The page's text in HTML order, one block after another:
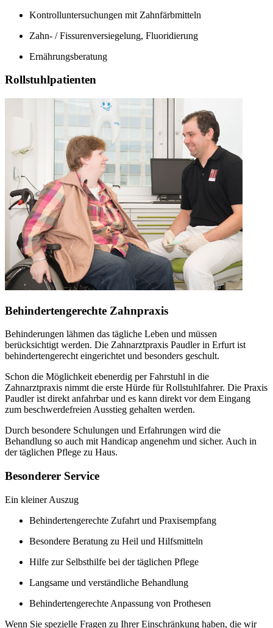
Kontrolluntersuchungen mit Zahnfärbmitteln
Zahn- / Fissurenversiegelung, Fluoridierung
Ernährungsberatung
Rollstuhlpatienten
Behindertengerechte Zahnpraxis
Behinderungen lähmen das tägliche Leben und müssen
berücksichtigt werden. Die Zahnarztpraxis Paudler in Erfurt ist
behindertengerecht eingerichtet und besonders geschult.
Schon die Möglichkeit ebenerdig per Fahrstuhl in die
Zahnarztpraxis nimmt die erste Hürde für Rollstuhlfahrer. Die Praxis
Paudler ist direkt anfahrbar und es kann direkt vor dem Eingang
zum beschwerdefreien Ausstieg gehalten werden.
Durch besondere Schulungen und Erfahrungen wird die
Behandlung so auch mit Handicap angenehm und sicher. Auch in
der täglichen Pflege zu Haus.
Besonderer Service
Ein kleiner Auszug
Behindertengerechte Zufahrt und Praxisempfang
Besondere Beratung zu Heil und Hilfsmitteln
Hilfe zur Selbsthilfe bei der täglichen Pflege
Langsame und verständliche Behandlung
Behindertengerechte Anpassung von Prothesen
Wenn Sie spezielle Fragen zu Ihrer Einschränkung haben, die wir